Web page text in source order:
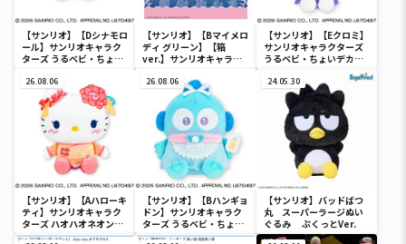
【サンリオ】【Dシナモロ
ール】サンリオキャラク
ターズ うるベビ・ちょい
【サンリオ】【Bマイメロ
ディ グリーン】【箱
ver.】サンリオキャラク
SOFVIMATES～マイメロ
ディ マーメイドver. ～
【サンリオ】【Eクロミ】
サンリオキャラクターズ
うるベビ・ちょいデカド
26.08.06
【サンリオ】【Aハローキ
ティ】サンリオキャラク
ターズ ハオハオネオンタ
ウンドールBIGタイプ1
26.08.06
【サンリオ】【Bハンギョ
ドン】サンリオキャラク
ターズ うるベビ・ちょい
デカドール
24.05.30
【サンリオ】バッドばつ
丸 スーパーラージぬい
ぐるみ ぷくっとVer.